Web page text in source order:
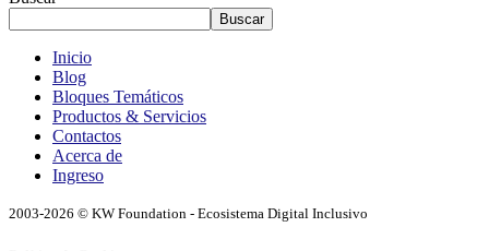
Buscar
Inicio
Blog
Bloques Temáticos
Productos & Servicios
Contactos
Acerca de
Ingreso
2003-2026 © KW Foundation - Ecosistema Digital Inclusivo